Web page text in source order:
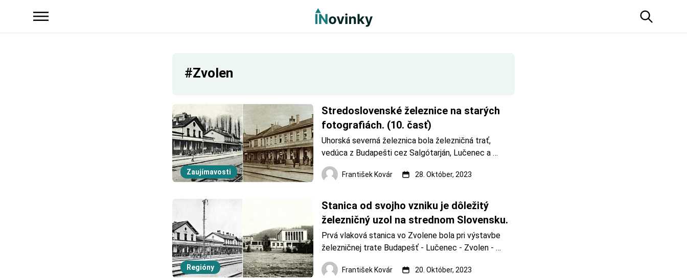
#Zvolen
Zaujímavosti
Stredoslovenské železnice na starých
fotografiách. (10. časť)
Uhorská severná železnica bola železničná trať,
vedúca z Budapešti cez Salgótarján, Lučenec a
Zvolen do Vrútok, kde bola prepojená s Košicko-
bohumínskou železnicou. Uhorská severná železnica.
Sliezkom sa stavalo kvôli uh
František Kovár 28. Október, 2023
Regióny
Stanica od svojho vzniku je dôležitý
železničný uzol na strednom Slovensku.
Prvá vlaková stanica vo Zvolene bola pri výstavbe
železničnej trate Budapešť - Lučenec - Zvolen -
Kremnica - Vrútky v roku 1871. Hlavnou stanicou
Zvolena bola až do roku 1959, keď bola postavená
František Kovár 20. Október, 2023